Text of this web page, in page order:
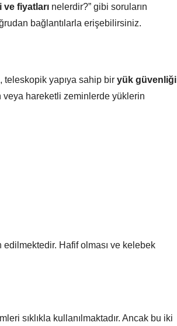
ve fiyatları nelerdir?” gibi soruların
bağlantılarla erişebilirsiniz.
yapıya sahip bir yük güvenliği
hareketli zeminlerde yüklerin
edilmektedir. Hafif olması ve kelebek
sıklıkla kullanılmaktadır. Ancak bu iki